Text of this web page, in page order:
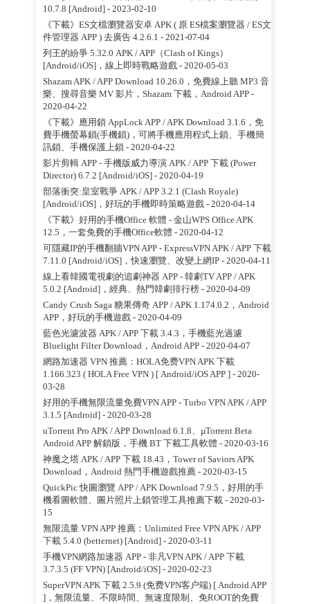
10.7.8 [Android] - 2023-02-10
《下載》ES文檔瀏覽器安卓 APK ( 原 ES檔案瀏覽器 / ES文
件管理器 APP ) 去廣告 4.2.6.1 - 2021-07-04
列王的紛爭 5.32.0 APK / APP（Clash of Kings）
[Android/iOS]，線上即時戰略遊戲- 2020-05-03
Shazam APK / APP Download 10.26.0，免費線上聽 MP3 音
樂、搜尋音樂 MV 影片，Shazam 下載，Android APP-
2020-04-22
《下載》應用鎖 AppLock APP / APK Download 3.1.6，免
費手機螢幕鎖(手機鎖)，可將手機應用程式上鎖、手機簡
訊鎖、手機保護上鎖 - 2020-04-22
影片剪輯 APP - 手機版威力導演 APK / APP 下載 (Power
Director) 6.7.2 [Android/iOS]- 2020-04-19
部落衝突:皇室戰爭 APK / APP 3.2.1 (Clash Royale)
[Android/iOS]，好玩的手機即時策略遊戲- 2020-04-14
《下載》好用的手機Office 軟體 - 金山WPS Office APK
12.5，一套免費的手機Office軟體 - 2020-04-12
可隱藏IP的手機翻牆VPN APP - ExpressVPN APK / APP 下載
7.11.0 [Android/iOS]，快速瀏覽、改變上網IP- 2020-04-11
線上看韓國電視劇的追劇神器 APP - 韓劇TV APP / APK
5.0.2 [Android]，經典、熱門韓劇排行榜- 2020-04-09
Candy Crush Saga 糖果傳奇 APP / APK 1.174.0.2，Android
APP，好玩的手機遊戲- 2020-04-09
藍色光濾波器 APK / APP 下載 3.4.3，手機藍光過濾
Bluelight Filter Download，Android APP- 2020-04-07
網路加速器 VPN 推薦：HOLA免费VPN APK 下載
1.166.323 ( HOLA Free VPN ) [ Android/iOS APP ]- 2020-
03-28
好用的手機無限流量免費VPN APP - Turbo VPN APK / APP
3.1.5 [Android]- 2020-03-28
uTorrent Pro APK / APP Download 6.1.8、µTorrent Beta
Android APP 解鎖版，手機 BT 下載工具軟體 - 2020-03-16
神魔之塔 APK / APP 下載 18.43，Tower of Saviors APK
Download，Android 熱門手機遊戲推薦- 2020-03-15
QuickPic 快圖瀏覽 APP / APK Download 7.9.5，好用的手
機看圖軟體、圖片照片上鎖管理工具推薦下載- 2020-03-
15
無限流量 VPN APP 推薦：Unlimited Free VPN APK / APP
下載 5.4.0 (betternet) [Android]- 2020-03-11
手機VPN網路加速器 APP - 非凡VPN APK / APP 下載
3.7.3.5 (FF VPN) [Android/iOS]- 2020-02-23
SuperVPN APK 下載 2.5.9 (免费VPN客户端) [ Android APP
]，無限流量、不限時間、無速度限制、免ROOT的免費